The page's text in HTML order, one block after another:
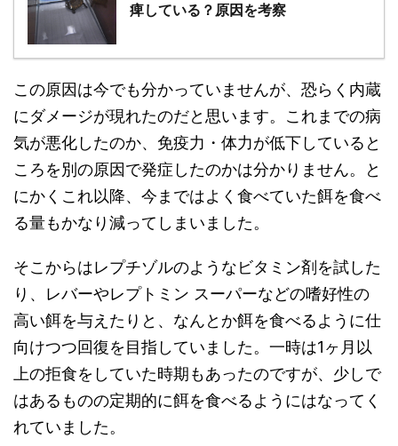
痺している？原因を考察
この原因は今でも分かっていませんが、恐らく内蔵
にダメージが現れたのだと思います。これまでの病
気が悪化したのか、免疫力・体力が低下していると
ころを別の原因で発症したのかは分かりません。と
にかくこれ以降、今まではよく食べていた餌を食べ
る量もかなり減ってしまいました。
そこからはレプチゾルのようなビタミン剤を試した
り、レバーやレプトミン スーパーなどの嗜好性の
高い餌を与えたりと、なんとか餌を食べるように仕
向けつつ回復を目指していました。一時は1ヶ月以
上の拒食をしていた時期もあったのですが、少しで
はあるものの定期的に餌を食べるようにはなってく
れていました。